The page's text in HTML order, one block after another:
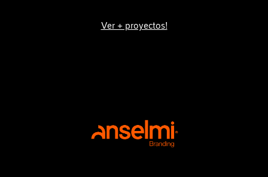
Ver + proyectos!